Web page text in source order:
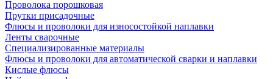
Проволока порошковая
Прутки присадочные
Флюсы и проволоки для износостойкой наплавки
Ленты сварочные
Специализированные материалы
Флюсы и проволоки для автоматической сварки и наплавки
Кислые флюсы